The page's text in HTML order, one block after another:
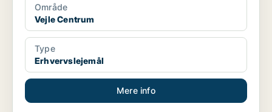
Område
Vejle Centrum
Type
Erhvervslejemål
Mere info